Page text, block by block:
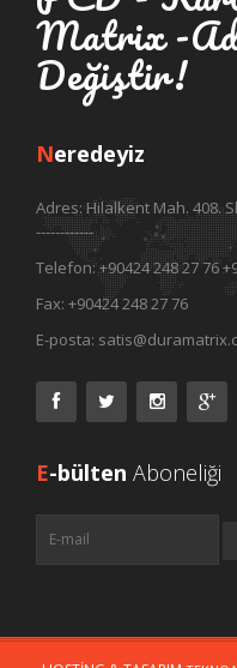
Matrix -
Değiştir!
Neredeyiz
Adres:Hilalkent Mah. 408.
------------
Telefon:+90424 248 27 76
Fax: +90424 248 27 76
E-posta:
E-bülten Aboneliği